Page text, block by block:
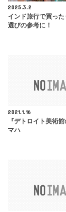
2025.3.2
インド旅行で買っ
選びの参考に！
2021.1.16
『デトロイト美術
マハ